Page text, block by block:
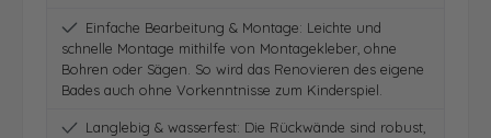
Einfache Bearbeitung & Montage: Leichte und
schnelle Montage mithilfe von Montagekleber, ohne
Bohren oder Sägen. So wird das Renovieren des eigene
Bades auch ohne Vorkenntnisse zum Kinderspiel.
Langlebig & wasserfest: Die Rückwände sind robust,